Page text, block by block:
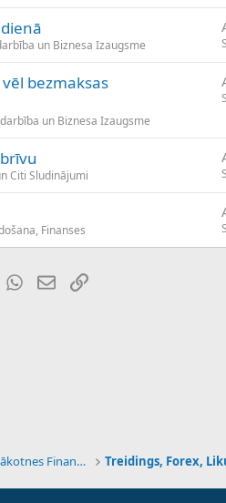
un Biznesa Izaugsme
bezmaksas
un Biznesa Izaugsme
Citi Sludinājumi
Finanses
TumblrWhatsApp
E-pastsSaiti
Tehnoloģijas, Kriptovalūtas un Nākotnes Finanses Treidings, Forex,